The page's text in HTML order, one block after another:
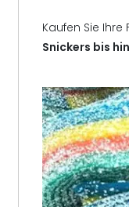
Kaufen Sie
Snickers bis